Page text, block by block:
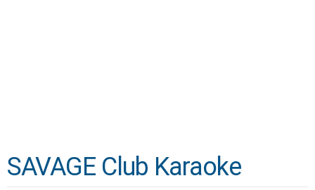
SAVAGE Club Karaoke